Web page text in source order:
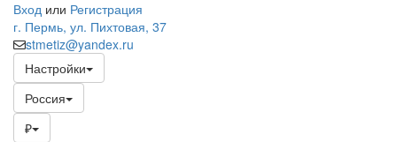
Вход или Регистрация
г. Пермь, ул. Пихтовая, 37
stmetiz@yandex.ru
Настройки
Россия
₽